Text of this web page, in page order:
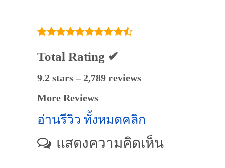
Total Rating ✔
9.2 stars – 2,789 reviews
More Reviews
อ่านรีวิว ทั้งหมดคลิก
แสดงความคิดเห็น